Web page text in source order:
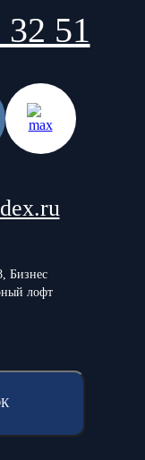
51
Бизнес
лофт